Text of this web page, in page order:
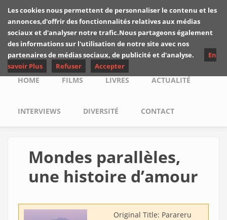
Skip to main content
Les critiques de
Yuyine
Main menu
HOME FILMS LIVRES ACTUALITÉ
INTERVIEWS DIVERSITÉ CONTACT
Mondes parallèles,
une histoire d’amour
Original Title: Parareru
Les cookies nous permettent de personnaliser le contenu et les
annonces,d'offrir des fonctionnalités relatives aux médias
sociaux et d'analyser notre trafic.Nous partageons également
des informations sur l'utilisation de notre site avec nos
partenaires de médias sociaux, de publicité et d'analyse.
En
savoir Plus
Refuser Accepter